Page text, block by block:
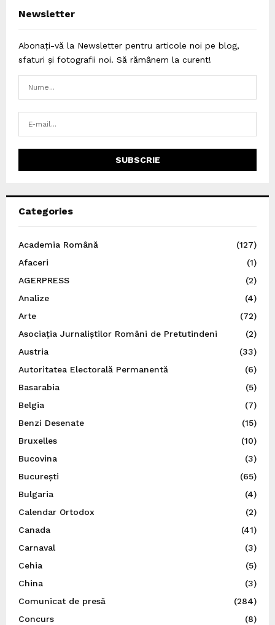
Newsletter
Abonați-vă la Newsletter pentru articole noi pe blog,
sfaturi și fotografii noi. Să rămânem la curent!
Categories
Academia Română
(127)
Afaceri
(1)
AGERPRESS
(2)
Analize
(4)
Arte
(72)
Asociația Jurnaliștilor Români de Pretutindeni
(2)
Austria
(33)
Autoritatea Electorală Permanentă
(6)
Basarabia
(5)
Belgia
(7)
Benzi Desenate
(15)
Bruxelles
(10)
Bucovina
(3)
București
(65)
Bulgaria
(4)
Calendar Ortodox
(2)
Canada
(41)
Carnaval
(3)
Cehia
(5)
China
(3)
Comunicat de presă
(284)
Concurs
(8)